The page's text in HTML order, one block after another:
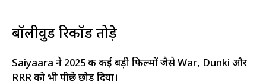
बॉलीवुड रिकॉर्ड तोड़े
Saiyaara ने 2025 की कई बड़ी फिल्मों जैसे War, Dunki और